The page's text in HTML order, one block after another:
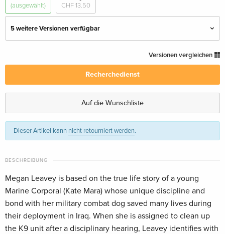
(ausgewählt) CHF 13.50
5 weitere Versionen verfügbar
CHF 12.50
Standard Edition
Englisch · UK Version
CHF 14.50
Standard Edition — (ausgewählt)
Blu-ray + DVD
Englisch · US Version
vergriffen
Standard Edition
vergriffen
Versionen vergleichen
Recherchedienst
Auf die Wunschliste
Dieser Artikel kann nicht retourniert werden.
BESCHREIBUNG
Megan Leavey is based on the true life story of a young
Marine Corporal (Kate Mara) whose unique discipline and
bond with her military combat dog saved many lives during
their deployment in Iraq. When she is assigned to clean up
the K9 unit after a disciplinary hearing, Leavey identifies with